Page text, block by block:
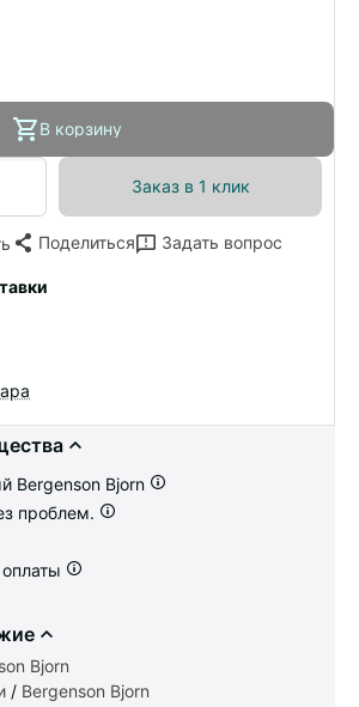
В корзину
Заказ в 1 клик
Поделиться Задать вопрос
Bergenson Bjorn
проблем.
Bjorn
/ Bergenson Bjorn